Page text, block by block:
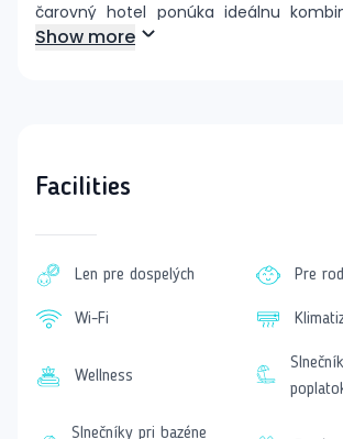
čarovný hotel ponúka ideálnu
aktívneho oddychu pre páry, ktoré
zaručuje pokojné prostredie.
Lokalita a okolité atrakcie
Letisko: 5 km
Nákupné možnosti: v okolí
Blízkosť centra, ktoré ponúka
možností, reštaurácií a barov, je
Show more
Facilities
Len pre dospelých Pre
Wi-Fi
Wellness
Slnečníky pri bazéne